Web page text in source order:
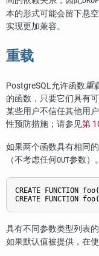
本的形式可能会留下悬
实现更加兼容。
重载
PostgreSQL允许函数重
的函数，只要它们具有
某些用户不信任其他用
性预防措施；请参见第
如果两个函数具有相同
（不考虑任何OUT参数）
CREATE FUNCTION
具有不同参数类型列表
如果默认值被提供，在